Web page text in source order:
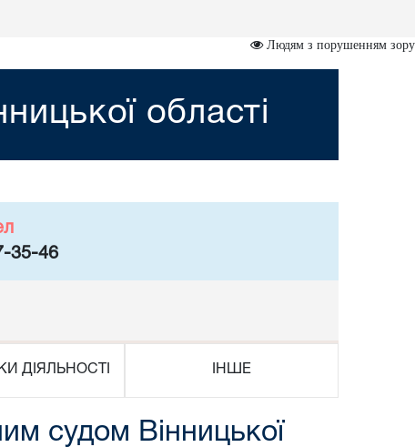
Людям з порушенням зору
області
35-46
ДІЯЛЬНОСТІ ІНШЕ
судом Вінницької